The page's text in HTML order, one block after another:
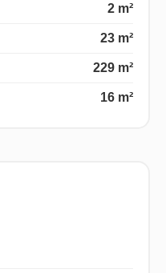
2 m²
23 m²
229 m²
16 m²